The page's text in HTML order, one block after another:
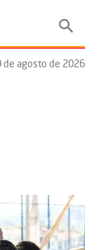
de agosto de 2026